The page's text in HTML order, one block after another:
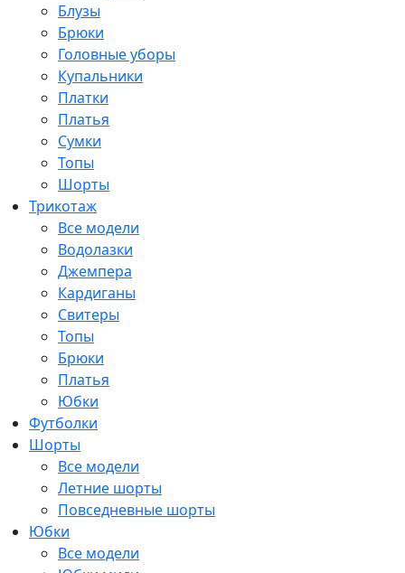
Блузы
Брюки
Головные уборы
Купальники
Платки
Платья
Сумки
Топы
Шорты
Трикотаж
Все модели
Водолазки
Джемпера
Кардиганы
Свитеры
Топы
Брюки
Платья
Юбки
Футболки
Шорты
Все модели
Летние шорты
Повседневные шорты
Юбки
Все модели